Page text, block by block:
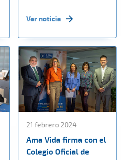
Ver noticia
21 febrero 2024
Ama Vida firma con el
Colegio Oficial de